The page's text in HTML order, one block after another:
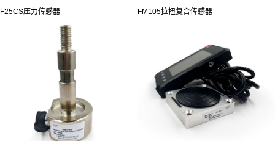
F25CS压力传感器 FM105拉扭复合传感器